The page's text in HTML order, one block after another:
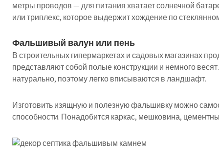
метры проводов — для питания хватает солнечной
или триплекс, которое выдержит хождение по
Фальшивый валун или пень
В строительных гипермаркетах и садовых магазинах
представляют собой полые конструкции и немного
натурально, поэтому легко вписываются в ландшафт.
Изготовить изящную и полезную фальшивку можно
способности. Понадобится каркас, мешковина,